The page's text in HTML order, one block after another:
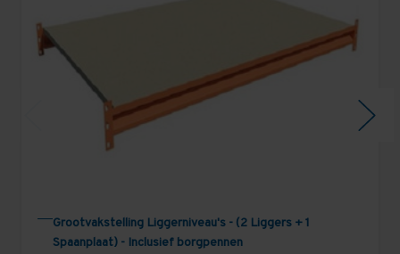
Grootvakstelling Liggerniveau's - (2 Liggers + 1
Spaanplaat) - Inclusief borgpennen